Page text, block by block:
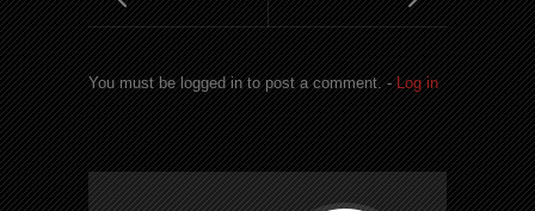
You must be logged in to post a comment. -Log in